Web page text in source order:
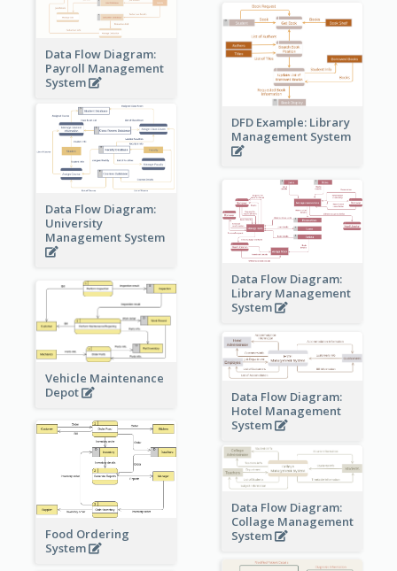
Data Flow Diagram:
Payroll Management
System
DFD Example: Library
Management System
Data Flow Diagram:
University
Management System
Data Flow Diagram:
Library Management
System
Vehicle Maintenance
Depot
Data Flow Diagram:
Hotel Management
System
Food Ordering
System
Data Flow Diagram:
Collage Management
System